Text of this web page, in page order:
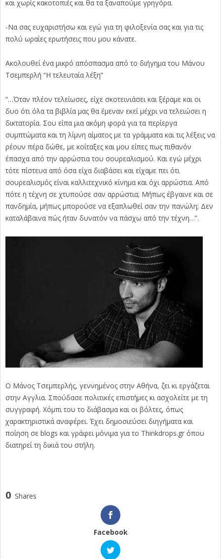
και χωρίς κακοτοπιές και θα τα ξαναπούμε γρηγόρα.
-Να σας ευχαριστήσω και εγώ για τη φιλοξενία σας και για τις
πολύ ωραίες ερωτήσεις που μου κάνατε.
Ακολουθεί ένα μικρό απόσπασμα από το διήγημα του Μάνου
Τσεμπερλή “Η τελευταία λέξη”
“…Όταν πλέον τελείωσες, είχε σκοτεινιάσει και ξέραμε και οι
δυο ότι όλα τα βιβλία μας θα έμεναν εκεί μέχρι να τελειώσει η
δικτατορία. Σου είπα μια ακόμη φορά για τα περίεργα
συμπτώματα και τη λίμνη αίματος με τα γράμματα και τις λέξεις να
ρέουν πέρα δώθε, με κοίταξες και μου είπες πως πιθανόν
έπασχα από την αρρώστια του σουρεαλισμού. Και εγώ μέχρι
τότε πίστευα από όσα είχα διαβάσει και είχαμε πει ότι
σουρεαλισμός είναι καλλιτεχνικό κίνημα και όχι αρρώστια. Από
πότε η τέχνη σε χτυπούσε σαν αρρώστια; Μήπως έβγαινε και σε
πανδημία, μήπως μπορούσε να εξαπλωθεί σαν την πανώλη; Δεν
καταλάβαινα πώς ήταν δυνατόν να πάσχω από την τέχνη…”.
Ο Μάνος Τσεμπερλής, γεννημένος στην Αθήνα, ζει κι εργάζεται
στην Αγγλια. Σπούδασε πολιτικές επιστήμες κι ασχολείτε με τη
συγγραφή. Χόμπι του το διάβασμα και οι βόλτες, όπως
χαρακτηριστικά αναφέρει. Έχει δημοσιεύσει διηγήματα και
ποίηση σε blogs και γράφει μόνιμα για το Thinkdrops.gr όπου
διατηρεί τη δικιά του στήλη.
0 Shares
Facebook